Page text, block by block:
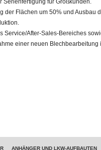
Serienfertigung für Großkunden.
der Flächen um 50% und
Service/After-Sales-Bereiches
einer neuen
ANHÄNGER UND LKW-AUFBAUTEN